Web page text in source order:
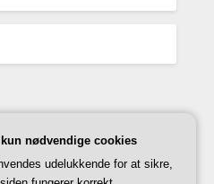
nødvendige cookies
udelukkende for at sikre,